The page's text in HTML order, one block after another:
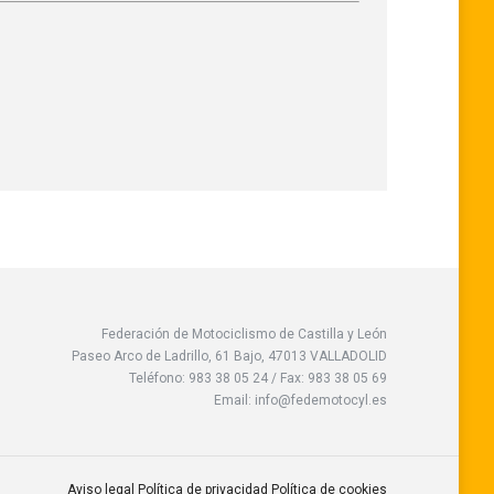
Federación de Motociclismo de Castilla y León
Paseo Arco de Ladrillo, 61 Bajo, 47013 VALLADOLID
Teléfono: 983 38 05 24 / Fax: 983 38 05 69
Email: info@fedemotocyl.es
Aviso legal Política de privacidad Política de cookies